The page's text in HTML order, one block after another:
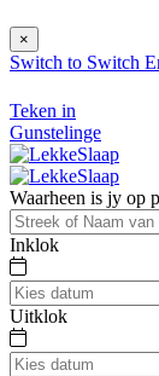
×
Switch to Switch
Teken in
Gunstelinge
Waarheen is jy op
Inklok
Uitklok